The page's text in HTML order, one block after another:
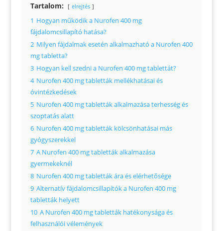
Tartalom: elrejtés
1 Hogyan működik a Nurofen 400 mg
fájdalomcsillapító hatása?
2 Milyen fájdalmak esetén alkalmazható a Nurofen 400
mg tabletta?
3 Hogyan kell szedni a Nurofen 400 mg tablettát?
4 Nurofen 400 mg tabletták mellékhatásai és
óvintézkedések
5 Nurofen 400 mg tabletták alkalmazása terhesség és
szoptatás alatt
6 Nurofen 400 mg tabletták kölcsönhatásai más
gyógyszerekkel
7 A Nurofen 400 mg tabletták alkalmazása
gyermekeknél
8 Nurofen 400 mg tabletták ára és elérhetősége
9 Alternatív fájdalomcsillapítók a Nurofen 400 mg
tabletták helyett
10 A Nurofen 400 mg tabletták hatékonysága és
felhasználói vélemények